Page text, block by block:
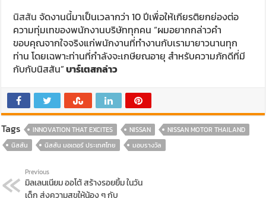
นิสสัน จัดงานนี้มาเป็นเวลากว่า 10 ปีเพื่อให้เกียรติยกย่องต่อ
ความทุ่มเทของพนักงานบริษัททุกคน “ผมอยากกล่าวคำ
ขอบคุณจากใจจริงแก่พนักงานที่ทำงานกับเรามายาวนานทุก
ท่าน โดยเฉพาะท่านที่กำลังจะเกษียณอายุ สำหรับความภักดีที่มี
กับกับนิสสัน”บาร์เตสกล่าว
Tags INNOVATION THAT EXCITES NISSAN
NISSAN MOTOR THAILAND
นิสสัน
นิสสัน มอเตอร์ ประเทศไทย มอบรางวัล
Previous
มิลเลนเนียม ออโต้ สร้างรอยยิ้ม ในวัน
เด็ก ส่งความสุขให้น้อง ๆ กับ